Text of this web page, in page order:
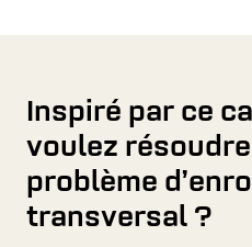
Inspiré par ce
voulez
problème
transversal ?